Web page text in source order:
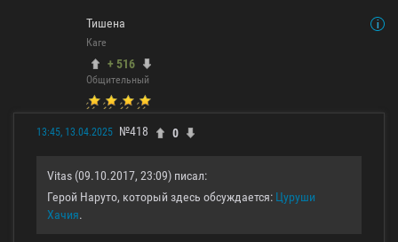
Тишена
Каге
+ 516
Общительный
13:45, 13.04.2025 №418 0
Vitas (09.10.2017, 23:09) писал:
Герой Наруто, который здесь обсуждается: Цуруши
Хачия.